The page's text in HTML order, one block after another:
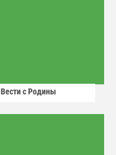
Вести с Родины